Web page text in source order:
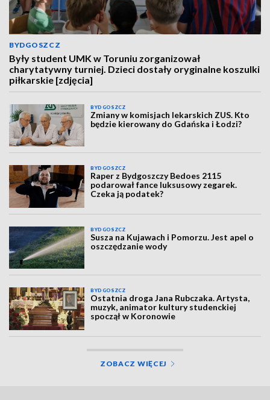
BYDGOSZCZ
Były student UMK w Toruniu zorganizował
charytatywny turniej. Dzieci dostały oryginalne koszulki
piłkarskie [zdjęcia]
BYDGOSZCZ
Zmiany w komisjach lekarskich ZUS. Kto
będzie kierowany do Gdańska i Łodzi?
BYDGOSZCZ
Raper z Bydgoszczy Bedoes 2115
podarował fance luksusowy zegarek.
Czeka ją podatek?
BYDGOSZCZ
Susza na Kujawach i Pomorzu. Jest apel o
oszczędzanie wody
BYDGOSZCZ
Ostatnia droga Jana Rubczaka. Artysta,
muzyk, animator kultury studenckiej
spoczął w Koronowie
ZOBACZ WIĘCEJ